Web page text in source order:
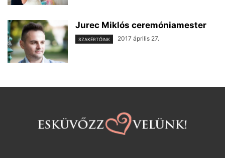
Jurec Miklós ceremóniamester
SZAKÉRTŐINK 2017 április 27.